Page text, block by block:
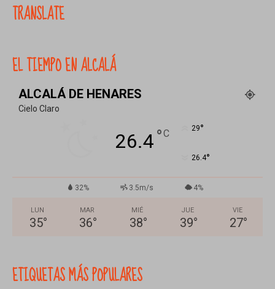
TRANSLATE
EL TIEMPO EN ALCALÁ
ALCALÁ DE HENARES
Cielo Claro
26.4°C 29°
26.4°
32% 3.5m/s 4%
LUN
35°
MAR
36°
MIÉ
38°
JUE
39°
VIE
27°
ETIQUETAS MÁS POPULARES